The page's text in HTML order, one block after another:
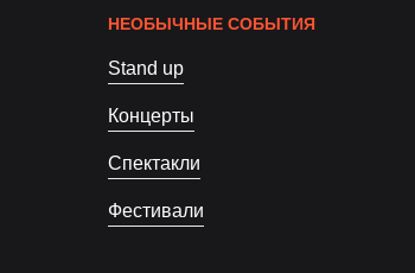
НЕОБЫЧНЫЕ СОБЫТИЯ
Stand up
Концерты
Спектакли
Фестивали